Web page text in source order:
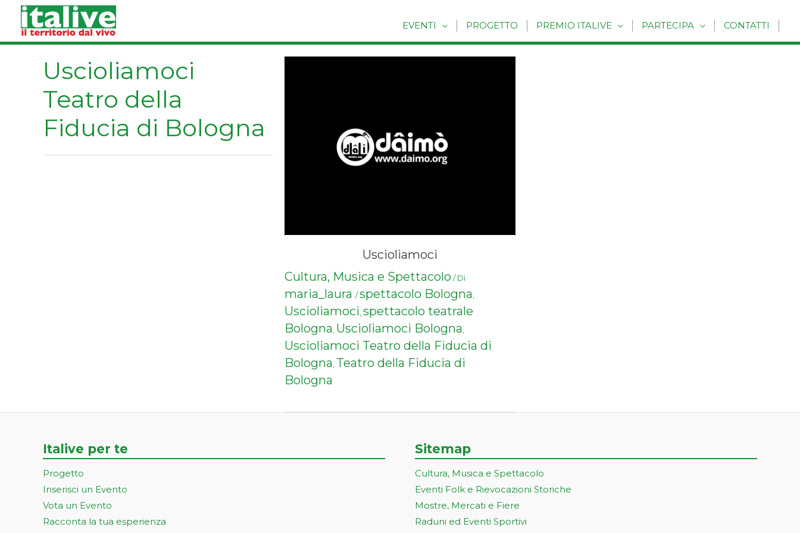
contenuto
EVENTI PROGETTO PREMIO ITALIVE PARTECIPA CONTATTI
Uscioliamoci
Teatro della
Fiducia di Bologna
Uscioliamoci
Cultura, Musica e Spettacolo / Di
maria_laura /spettacolo Bologna,
Uscioliamoci,spettacolo teatrale
Bologna, Uscioliamoci Bologna,
Uscioliamoci Teatro della Fiducia di
Bologna, Teatro della Fiducia di
Bologna
Italive per te
Progetto
Inserisci un Evento
Vota un Evento
Racconta la tua esperienza
Sitemap
Cultura, Musica e Spettacolo
Eventi Folk e Rievocazioni Storiche
Mostre, Mercati e Fiere
Raduni ed Eventi Sportivi